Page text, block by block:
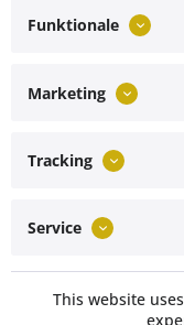
TIKAL TEF-GEL®
From €11.49 *
Vertrag widerrufen
Funktionale
Marketing
Tracking
Service
This website